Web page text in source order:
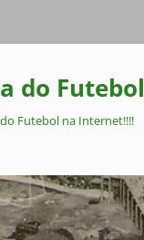
do Futebol
Futebol na Internet!!!!